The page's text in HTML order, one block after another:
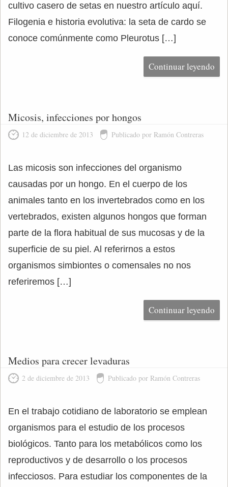
cultivo casero de setas en nuestro artículo aquí.
Filogenia e historia evolutiva: la seta de cardo se
conoce comúnmente como Pleurotus […]
Continuar leyendo
Micosis, infecciones por hongos
12 de diciembre de 2013 Publicado por Ramón Contreras
Las micosis son infecciones del organismo
causadas por un hongo. En el cuerpo de los
animales tanto en los invertebrados como en los
vertebrados, existen algunos hongos que forman
parte de la flora habitual de sus mucosas y de la
superficie de su piel. Al referirnos a estos
organismos simbiontes o comensales no nos
referiremos […]
Continuar leyendo
Medios para crecer levaduras
2 de diciembre de 2013 Publicado por Ramón Contreras
En el trabajo cotidiano de laboratorio se emplean
organismos para el estudio de los procesos
biológicos. Tanto para los metabólicos como los
reproductivos y de desarrollo o los procesos
infecciosos. Para estudiar los componentes de la